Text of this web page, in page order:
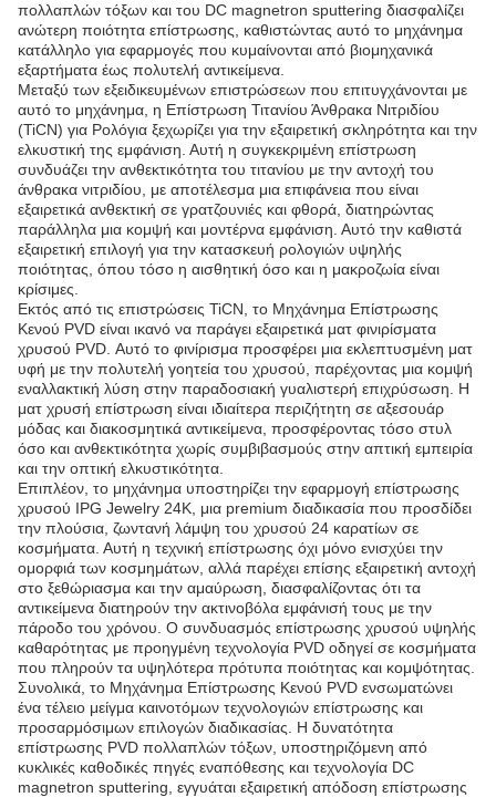
πολλαπλών τόξων και του DC magnetron sputtering διασφαλίζει
ανώτερη ποιότητα επίστρωσης, καθιστώντας αυτό το μηχάνημα
κατάλληλο για εφαρμογές που κυμαίνονται από βιομηχανικά
εξαρτήματα έως πολυτελή αντικείμενα.
Μεταξύ των εξειδικευμένων επιστρώσεων που επιτυγχάνονται με
αυτό το μηχάνημα, η Επίστρωση Τιτανίου Άνθρακα Νιτριδίου
(TiCN) για Ρολόγια ξεχωρίζει για την εξαιρετική σκληρότητα και την
ελκυστική της εμφάνιση. Αυτή η συγκεκριμένη επίστρωση
συνδυάζει την ανθεκτικότητα του τιτανίου με την αντοχή του
άνθρακα νιτριδίου, με αποτέλεσμα μια επιφάνεια που είναι
εξαιρετικά ανθεκτική σε γρατζουνιές και φθορά, διατηρώντας
παράλληλα μια κομψή και μοντέρνα εμφάνιση. Αυτό την καθιστά
εξαιρετική επιλογή για την κατασκευή ρολογιών υψηλής
ποιότητας, όπου τόσο η αισθητική όσο και η μακροζωία είναι
κρίσιμες.
Εκτός από τις επιστρώσεις TiCN, το Μηχάνημα Επίστρωσης
Κενού PVD είναι ικανό να παράγει εξαιρετικά ματ φινιρίσματα
χρυσού PVD. Αυτό το φινίρισμα προσφέρει μια εκλεπτυσμένη ματ
υφή με την πολυτελή γοητεία του χρυσού, παρέχοντας μια κομψή
εναλλακτική λύση στην παραδοσιακή γυαλιστερή επιχρύσωση. Η
ματ χρυσή επίστρωση είναι ιδιαίτερα περιζήτητη σε αξεσουάρ
μόδας και διακοσμητικά αντικείμενα, προσφέροντας τόσο στυλ
όσο και ανθεκτικότητα χωρίς συμβιβασμούς στην απτική εμπειρία
και την οπτική ελκυστικότητα.
Επιπλέον, το μηχάνημα υποστηρίζει την εφαρμογή επίστρωσης
χρυσού IPG Jewelry 24K, μια premium διαδικασία που προσδίδει
την πλούσια, ζωντανή λάμψη του χρυσού 24 καρατίων σε
κοσμήματα. Αυτή η τεχνική επίστρωσης όχι μόνο ενισχύει την
ομορφιά των κοσμημάτων, αλλά παρέχει επίσης εξαιρετική αντοχή
στο ξεθώριασμα και την αμαύρωση, διασφαλίζοντας ότι τα
αντικείμενα διατηρούν την ακτινοβόλα εμφάνισή τους με την
πάροδο του χρόνου. Ο συνδυασμός επίστρωσης χρυσού υψηλής
καθαρότητας με προηγμένη τεχνολογία PVD οδηγεί σε κοσμήματα
που πληρούν τα υψηλότερα πρότυπα ποιότητας και κομψότητας.
Συνολικά, το Μηχάνημα Επίστρωσης Κενού PVD ενσωματώνει
ένα τέλειο μείγμα καινοτόμων τεχνολογιών επίστρωσης και
προσαρμόσιμων επιλογών διαδικασίας. Η δυνατότητα
επίστρωσης PVD πολλαπλών τόξων, υποστηριζόμενη από
κυκλικές καθοδικές πηγές εναπόθεσης και τεχνολογία DC
magnetron sputtering, εγγυάται εξαιρετική απόδοση επίστρωσης